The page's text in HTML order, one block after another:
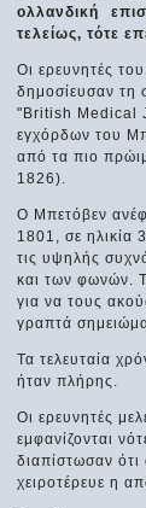
ολλανδική
τελείως, τότε
Οι ερευνητές
δημοσίευσαν τη
"British Medical
εγχόρδων του
από τα πιο
1826).
Ο Μπετόβεν
1801, σε ηλικία
τις υψηλής
και των φωνών.
για να τους
γραπτά
Τα τελευταία
ήταν πλήρης.
Οι ερευνητές
εμφανίζονται
διαπίστωσαν
χειροτέρευε η